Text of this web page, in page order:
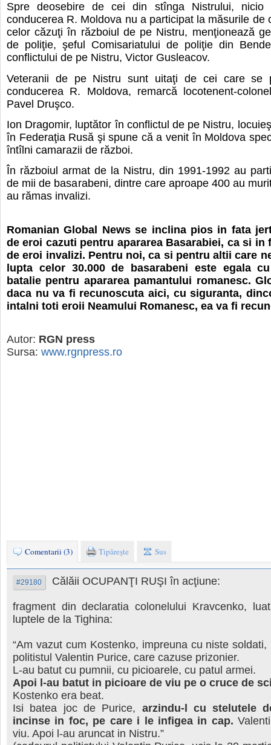
Spre deosebire de cei din stînga Nistrului, nicio
conducerea R. Moldova nu a participat la măsurile de
celor căzuţi în războiul de pe Nistru, menţionează
de poliţie, şeful Comisariatului de poliţie din
conflictului de pe Nistru, Victor Gusleacov.
Veteranii de pe Nistru sunt uitaţi de cei care se
conducerea R. Moldova, remarcă locotenent-
Pavel Druşco.
Ion Dragomir, luptător în conflictul de pe Nistru,
în Federaţia Rusă şi spune că a venit în Moldova
întîlni camarazii de război.
În războiul armat de la Nistru, din 1991-1992 au
de mii de basarabeni, dintre care aproape 400 au
au rămas invalizi.
Romanian Global News se inclina pios in fata
de eroi cazuti pentru apararea Basarabiei, ca si in
de eroi invalizi. Pentru noi, ca si pentru altii care
lupta celor 30.000 de basarabeni este egala
batalie pentru apararea pamantului romanesc.
daca nu va fi recunoscuta aici, cu siguranta,
intalni toti eroii Neamului Romanesc, ea va fi
Autor: RGN press
Sursa: www.rgnpress.ro
Comentarii (3) Tipăreşte Sus
#29180 Călăii OCUPANŢI RUŞI în acţiune:
fragment din declaratia colonelului Kravcenko,
luptele de la Tighina:
“Am vazut cum Kostenko, impreuna cu niste
politistul Valentin Purice, care cazuse prizonier.
L-au batut cu pumnii, cu picioarele, cu patul armei.
Apoi l-au batut in picioare de viu pe o cruce de
Kostenko era beat.
Isi batea joc de Purice, arzindu-l cu stelutele
incinse in foc, pe care i le infigea in cap.
viu. Apoi l-au aruncat in Nistru.”